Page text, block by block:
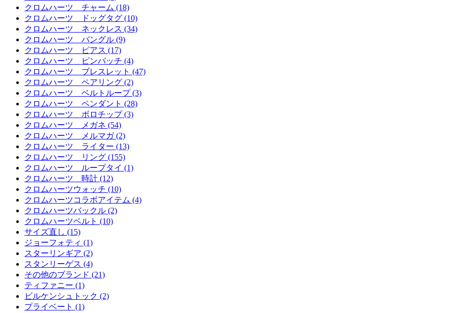
クロムハーツ チャーム (18)
クロムハーツ ドッグタグ (10)
クロムハーツ ネックレス (34)
クロムハーツ バングル (9)
クロムハーツ ピアス (17)
クロムハーツ ピンバッチ (4)
クロムハーツ ブレスレット (47)
クロムハーツ ペアリング (2)
クロムハーツ ベルトループ (3)
クロムハーツ ペンダント (28)
クロムハーツ ボロチップ (3)
クロムハーツ メガネ (54)
クロムハーツ メルマガ (2)
クロムハーツ ライター (13)
クロムハーツ リング (155)
クロムハーツ ループタイ (1)
クロムハーツ 時計 (12)
クロムハーツウォッチ (10)
クロムハーツコラボアイテム (4)
クロムハーツバックル (2)
クロムハーツベルト (10)
サイズ直し (15)
ジョーフォティ (1)
スターリンギア (2)
スタンリーゲス (4)
その他のブランド (21)
ティファニー (1)
ビルケンシュトック (2)
プライベート (1)